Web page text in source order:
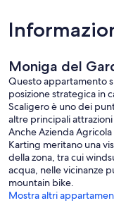
Moniga del
Questo appartamento
posizione strategica in
Scaligero è uno dei
altre principali
Anche Azienda
Karting meritano una
della zona, tra cui
acqua, nelle vicinanze
mountain bike.
Mostra altri